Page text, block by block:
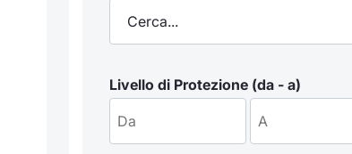
Livello di Protezione (da - a)